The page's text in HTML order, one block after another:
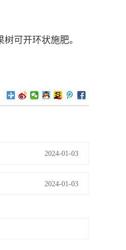
可开环状施肥。
2024-01-03
2024-01-03